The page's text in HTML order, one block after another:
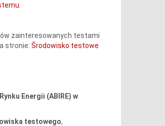
zainteresowanych testami
stronie: Środowisko testowe
Energii (ABIRE) w
testowego,